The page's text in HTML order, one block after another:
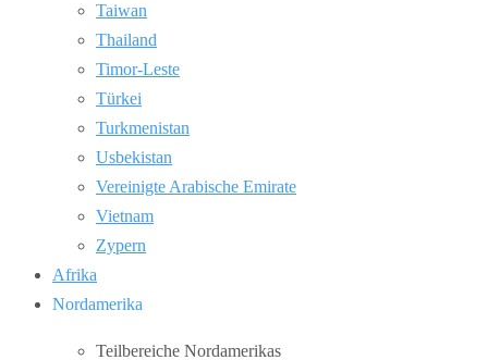
Taiwan
Thailand
Timor-Leste
Türkei
Turkmenistan
Usbekistan
Vereinigte Arabische Emirate
Vietnam
Zypern
Afrika
Nordamerika
Teilbereiche Nordamerikas